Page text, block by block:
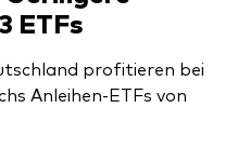
ETFs
profitieren bei
Anleihen-ETFs von